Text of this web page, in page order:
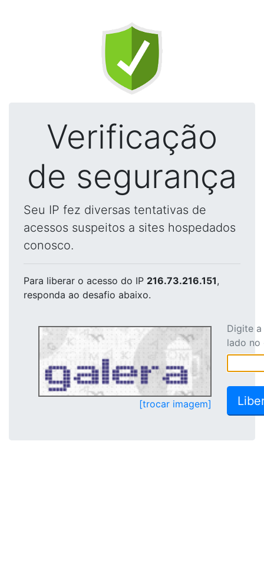
Verificação
de segurança
Seu IP fez diversas tentativas de
acessos suspeitos a sites hospedados
conosco.
Para liberar o acesso do IP 216.73.216.151,
responda ao desafio abaixo.
[trocar imagem]
Digite
lado no